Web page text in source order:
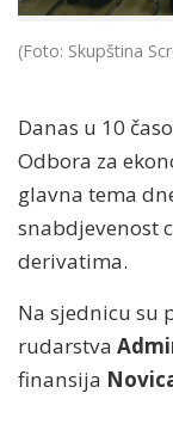
(Foto: Skupština
Danas u 10
Odbora za
glavna tema
snabdjevenost
derivatima.
Na sjednicu su
rudarstva
finansija